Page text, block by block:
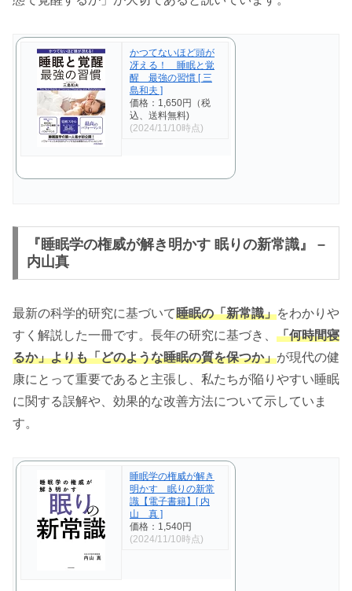
かつてないほど頭が
冴える！ 睡眠と覚
醒 最強の習慣 [ 三
島和夫 ]
価格：1,650円（税
込、送料無料)
(2024/11/10時点)
『睡眠学の権威が解き明かす 眠りの新常識』 –
内山真
最新の科学的研究に基づいて睡眠の「新常識」をわかりや
すく解説した一冊です。長年の研究に基づき、 「何時間寝
るか」よりも「どのような睡眠の質を保つか」が現代の健
康にとって重要であると主張し、私たちが陥りやすい睡眠
に関する誤解や、効果的な改善方法について示していま
す。
睡眠学の権威が解き
明かす 眠りの新常
識【電子書籍】[ 内
山 真 ]
価格：1,540円
(2024/11/10時点)